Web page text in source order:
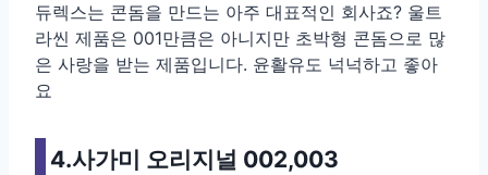
듀렉스는 콘돔을 만드는 아주 대표적인 회사죠? 울트
라씬 제품은 001만큼은 아니지만 초박형 콘돔으로 많
은 사랑을 받는 제품입니다. 윤활유도 넉넉하고 좋아
요
4.사가미 오리지널 002,003